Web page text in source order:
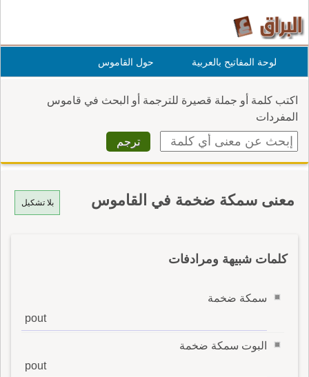
لوحة المفاتيح بالعربية حول القاموس
اكتب كلمة أو جملة قصيرة للترجمة أو البحث في قاموس
المفردات
بلا تشكيل معنى سمكة ضخمة في القاموس
كلمات شبيهة ومرادفات
سمكة ضخمة
pout
البوت سمكة ضخمة
pout